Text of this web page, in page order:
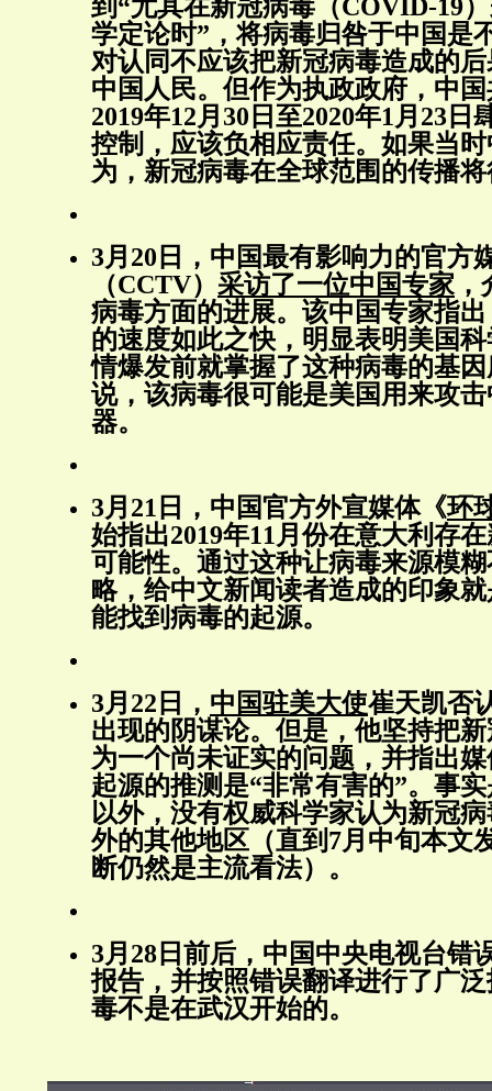
到“尤其在新冠病毒（COVID-19
学定论时”，将病毒归咎于中国是
对认同不应该把新冠病毒造成的
中国人民。但作为执政政府，中
2019年12月30日至2020年1月23日
控制，应该负相应责任。如果当
为，新冠病毒在全球范围的传播
3月20日，中国最有影响力的官方
（CCTV） 采访了一位中国专家
病毒方面的进展。该中国专家指
的速度如此之快，明显表明美国
情爆发前就掌握了这种病毒的基
说，该病毒很可能是美国用来攻
器。
3月21日，中国官方外宣媒体《环
始指出2019年11月份在意大利存
可能性。通过这种让病毒来源模
略，给中文新闻读者造成的印象
能找到病毒的起源。
3月22日， 中国驻美大使崔天凯否
出现的阴谋论。但是，他坚持把
为一个尚未证实的问题，并指出
起源的推测是“非常有害的”。事
以外，没有权威科学家认为新冠
外的其他地区（直到7月中旬本文
断仍然是主流看法）。
3月28日前后，中国中央电视台错
报告，并按照错误翻译进行了广
毒不是在武汉开始的。